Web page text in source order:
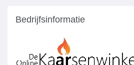
Bedrijfsinformatie